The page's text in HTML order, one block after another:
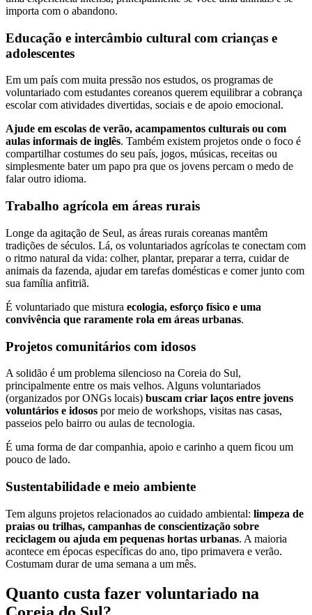
importa com o abandono.
Educação e intercâmbio cultural com crianças e
adolescentes
Em um país com muita pressão nos estudos, os programas de
voluntariado com estudantes coreanos querem equilibrar a cobrança
escolar com atividades divertidas, sociais e de apoio emocional.
Ajude em escolas de verão, acampamentos culturais ou com
aulas informais de inglês. Também existem projetos onde o foco é
compartilhar costumes do seu país, jogos, músicas, receitas ou
simplesmente bater um papo pra que os jovens percam o medo de
falar outro idioma.
Trabalho agrícola em áreas rurais
Longe da agitação de Seul, as áreas rurais coreanas mantêm
tradições de séculos. Lá, os voluntariados agrícolas te conectam com
o ritmo natural da vida: colher, plantar, preparar a terra, cuidar de
animais da fazenda, ajudar em tarefas domésticas e comer junto com
sua família anfitriã.
É voluntariado que mistura ecologia, esforço físico e uma
convivência que raramente rola em áreas urbanas.
Projetos comunitários com idosos
A solidão é um problema silencioso na Coreia do Sul,
principalmente entre os mais velhos. Alguns voluntariados
(organizados por ONGs locais) buscam criar laços entre jovens
voluntários e idosos por meio de workshops, visitas nas casas,
passeios pelo bairro ou aulas de tecnologia.
É uma forma de dar companhia, apoio e carinho a quem ficou um
pouco de lado.
Sustentabilidade e meio ambiente
Tem alguns projetos relacionados ao cuidado ambiental: limpeza de
praias ou trilhas, campanhas de conscientização sobre
reciclagem ou ajuda em pequenas hortas urbanas. A maioria
acontece em épocas específicas do ano, tipo primavera e verão.
Costumam durar de uma semana a um mês.
Quanto custa fazer voluntariado na